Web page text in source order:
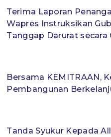
Terima Laporan
Wapres Instruksikan
Tanggap Darurat secara
Bersama KEMITRAAN,
Pembangunan
Tanda Syukur Kepada